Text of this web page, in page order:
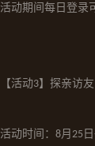
活动期间每日登录
【活动3】探亲访友
活动时间： 8月 25 日